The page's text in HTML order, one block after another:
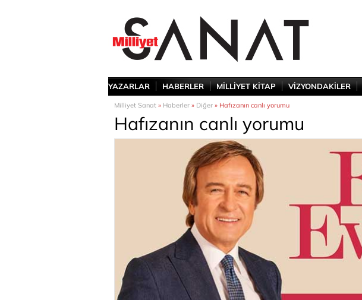
YAZARLAR HABERLER MİLLİYET KİTAP VİZYONDAKİLER
Milliyet Sanat » Haberler » Diğer » Hafızanın canlı yorumu
Hafızanın canlı yorumu